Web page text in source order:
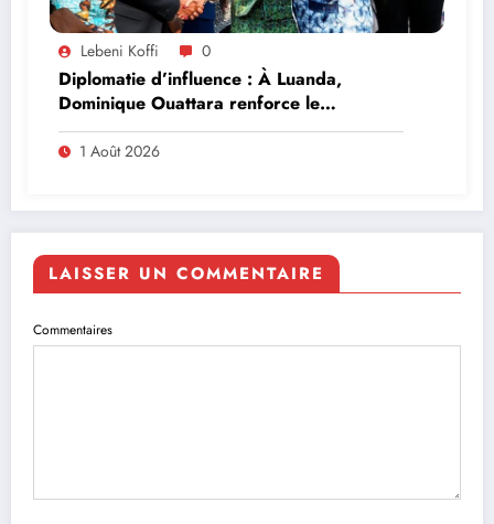
Lebeni Koffi 0
Diplomatie d’influence : À Luanda,
Dominique Ouattara renforce le
leadership solidaire de la Côte d’Ivoire en
Afrique
1 Août 2026
LAISSER UN COMMENTAIRE
Commentaires